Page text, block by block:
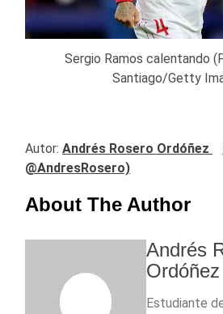
Sergio Ramos calentando
Santiago/Getty
Autor: Andrés Rosero Ordóñez
@AndresRosero)
About The Author
Andrés
Ordóñez
Estudiante